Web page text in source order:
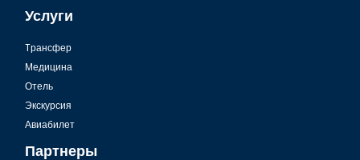
Услуги
Tрансфер
Медицина
Отель
Экскурсия
Авиабилет
Партнеры